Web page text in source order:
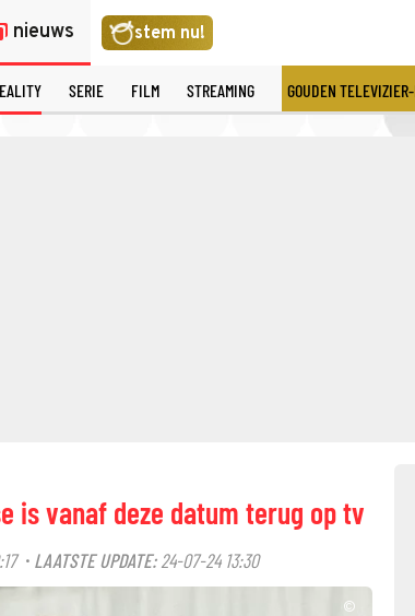
nieuws stem nu!
SERIE FILM STREAMING GOUDEN
is vanaf deze datum terug op tv
· LAATSTE UPDATE: 24-07-24 13:30
©